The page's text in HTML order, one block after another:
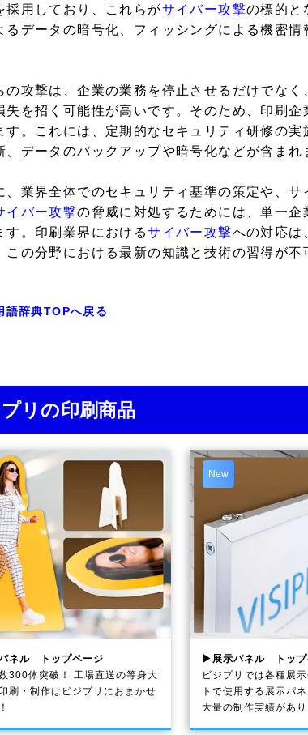
採用しており、これらがサイバー攻撃の標的と
るデータの暗号化、フィッシングによる機密情
の攻撃は、企業の業務を停止させるだけでな
失を招く可能性が高いです。そのため、印刷
す。これには、定期的なセキュリティ研修の実
、データのバックアップや暗号化などが含まれ
、業界全体でのセキュリティ基準の策定や、
イバー攻撃の脅威に対処するためには、単一
す。印刷業界におけるサイバー攻撃への対応は
この分野における最新の知識と技術の習得が不
辞典TOPへ戻る
リの印刷商品
ネル トップページ
300体突破！ 工場直送の等身大
刷・制作は ビジプリ におまかせ
New
▶展示パネル トップ
ビジプリでは各種展
トで使用する展示パ
大量の制作実績があり